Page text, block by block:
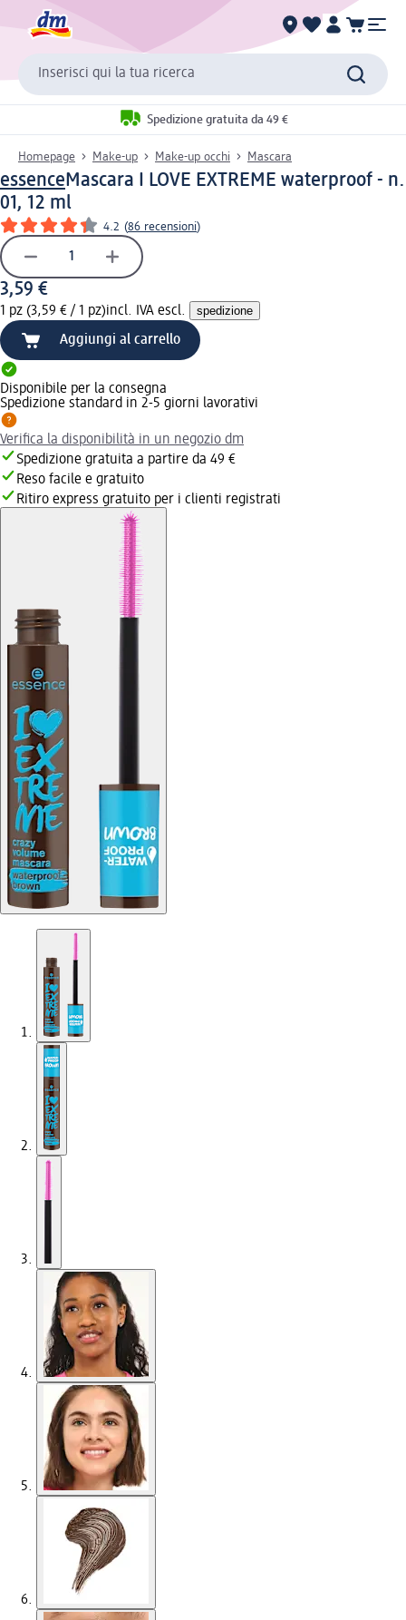
Inserisci qui la tua ricerca
Spedizione gratuita da 49 €
Homepage Make-up Make-up occhi Mascara
essenceMascara I LOVE EXTREME waterproof - n.
01, 12 ml
4.2 (86 recensioni)
3,59 €
1 pz (3,59 € / 1 pz)incl. IVA escl. spedizione
Aggiungi al carrello
Disponibile per la consegna
Spedizione standard in 2-5 giorni lavorativi
Verifica la disponibilità in un negozio dm
Spedizione gratuita a partire da 49 €
Reso facile e gratuito
Ritiro express gratuito per i clienti registrati